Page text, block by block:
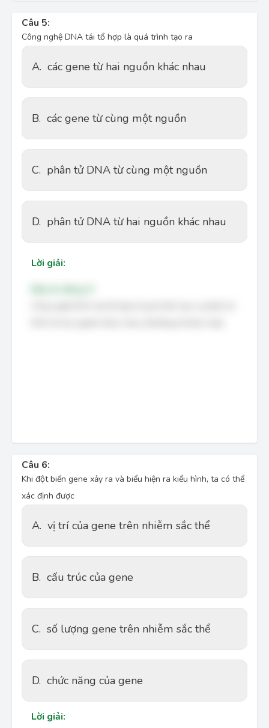
Câu 5:
Công nghệ DNA tái tổ hợp là quá trình tạo ra
A. các gene từ hai nguồn khác nhau
B. các gene từ cùng một nguồn
C. phân tử DNA từ cùng một nguồn
D. phân tử DNA từ hai nguồn khác nhau
Lời giải:
Câu 6:
Khi đột biến gene xảy ra và biểu hiện ra kiểu hình, ta có thể
xác định được
A. vị trí của gene trên nhiễm sắc thể
B. cấu trúc của gene
C. số lượng gene trên nhiễm sắc thể
D. chức năng của gene
Lời giải: